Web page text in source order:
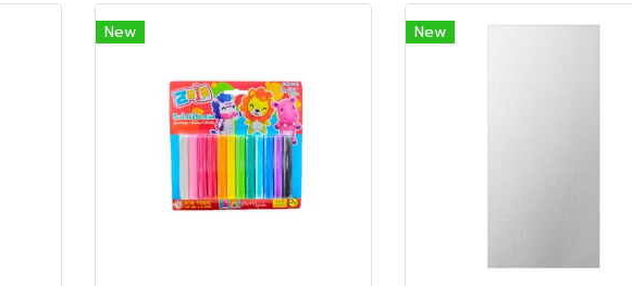
New New